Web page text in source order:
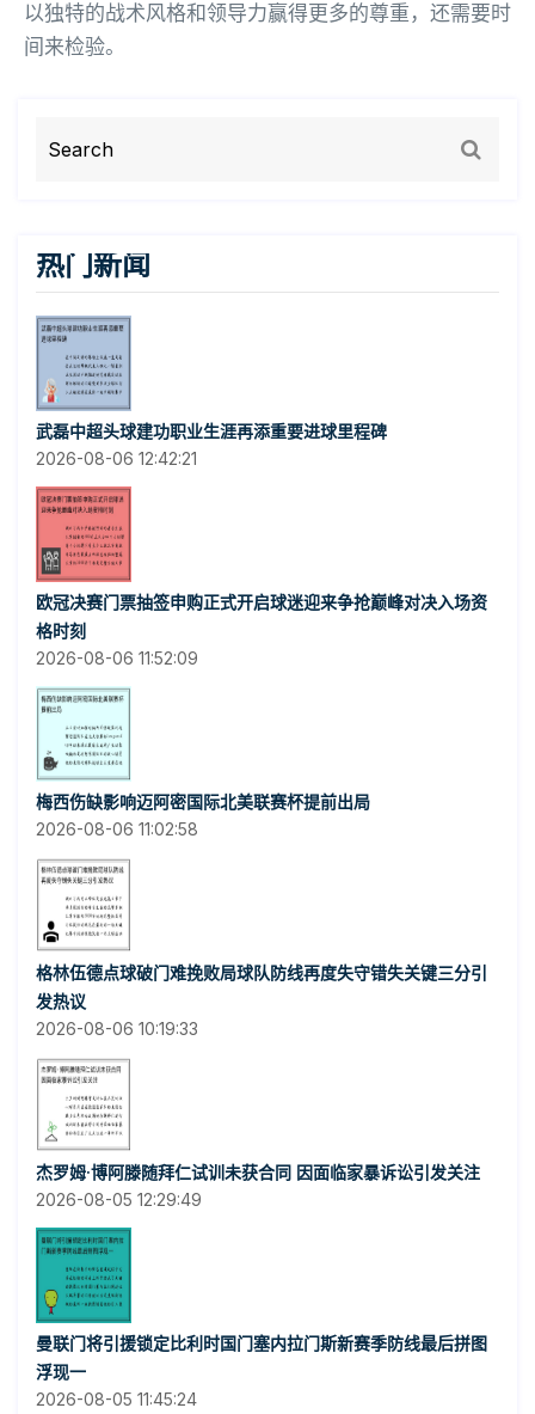
以独特的战术风格和领导力赢得更多的尊重，还需要时
间来检验。
热门新闻
武磊中超头球建功职业生涯再添重要进球里程碑
2026-08-06 12:42:21
欧冠决赛门票抽签申购正式开启球迷迎来争抢巅峰对决入场资
格时刻
2026-08-06 11:52:09
梅西伤缺影响迈阿密国际北美联赛杯提前出局
2026-08-06 11:02:58
格林伍德点球破门难挽败局球队防线再度失守错失关键三分引
发热议
2026-08-06 10:19:33
杰罗姆·博阿滕随拜仁试训未获合同 因面临家暴诉讼引发关注
2026-08-05 12:29:49
曼联门将引援锁定比利时国门塞内拉门斯新赛季防线最后拼图
浮现一
2026-08-05 11:45:24